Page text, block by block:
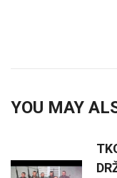
YOU MAY